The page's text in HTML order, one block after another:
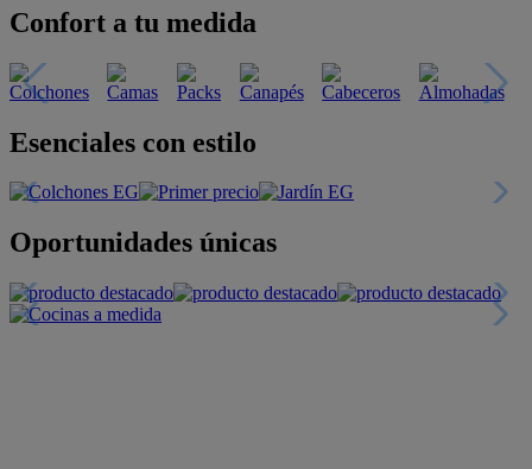
Confort a tu medida
Esenciales con estilo
Oportunidades únicas